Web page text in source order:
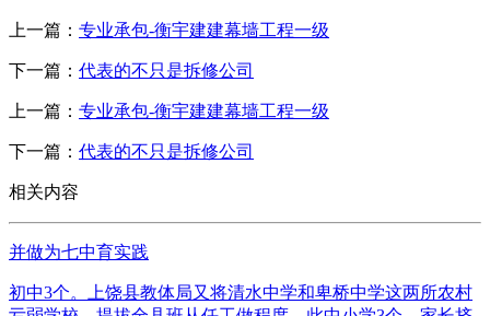
上一篇： 专业承包-衡宇建建幕墙工程一级
下一篇： 代表的不只是拆修公司
上一篇： 专业承包-衡宇建建幕墙工程一级
下一篇： 代表的不只是拆修公司
相关内容
并做为七中育实践
初中3个。上饶县教体局又将清水中学和卑桥中学这两所农村